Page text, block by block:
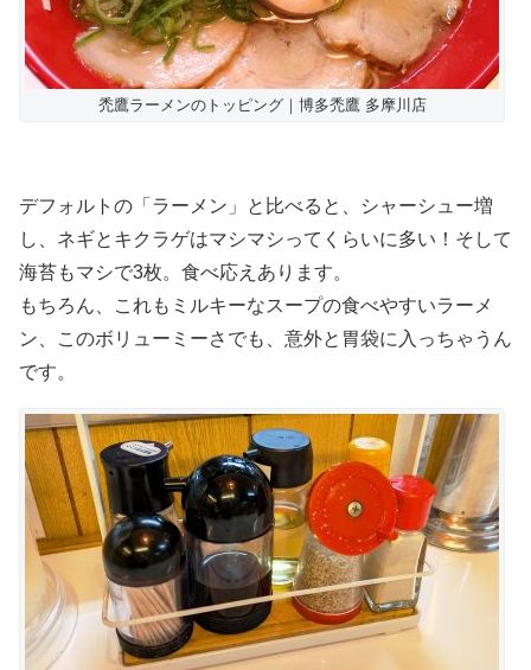
禿鷹ラーメンのトッピング｜博多禿鷹 多摩川店
デフォルトの「ラーメン」と比べると、シャーシュー増
し、ネギとキクラゲはマシマシってくらいに多い！そして
海苔もマシで3枚。食べ応えあります。
もちろん、これもミルキーなスープの食べやすいラーメ
ン、このボリューミーさでも、意外と胃袋に入っちゃうん
です。